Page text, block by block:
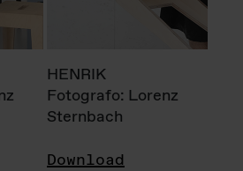
HENRIK
Fotografo: Lorenz
Sternbach
Download